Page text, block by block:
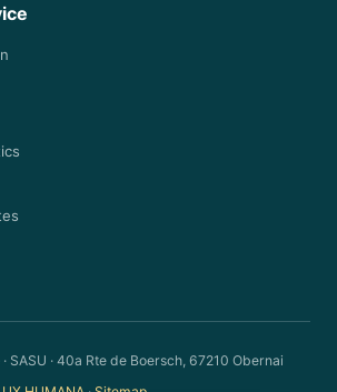
SASU · 40a Rte de Boersch, 67210 Obernai